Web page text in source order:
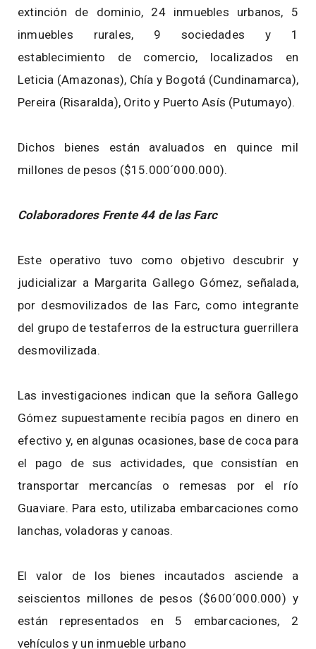
extinción de dominio, 24 inmuebles urbanos, 5
inmuebles rurales, 9 sociedades y 1
establecimiento de comercio, localizados en
Leticia (Amazonas), Chía y Bogotá (Cundinamarca),
Pereira (Risaralda), Orito y Puerto Asís (Putumayo).
Dichos bienes están avaluados en quince mil
millones de pesos ($15.000´000.000).
Colaboradores Frente 44 de las Farc
Este operativo tuvo como objetivo descubrir y
judicializar a Margarita Gallego Gómez, señalada,
por desmovilizados de las Farc, como integrante
del grupo de testaferros de la estructura guerrillera
desmovilizada.
Las investigaciones indican que la señora Gallego
Gómez supuestamente recibía pagos en dinero en
efectivo y, en algunas ocasiones, base de coca para
el pago de sus actividades, que consistían en
transportar mercancías o remesas por el río
Guaviare. Para esto, utilizaba embarcaciones como
lanchas, voladoras y canoas.
El valor de los bienes incautados asciende a
seiscientos millones de pesos ($600´000.000) y
están representados en 5 embarcaciones, 2
vehículos y un inmueble urbano